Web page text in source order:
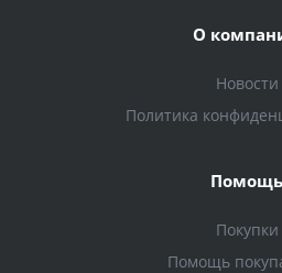
О
Новости
Политика
Помощь
Покупки
Помощь